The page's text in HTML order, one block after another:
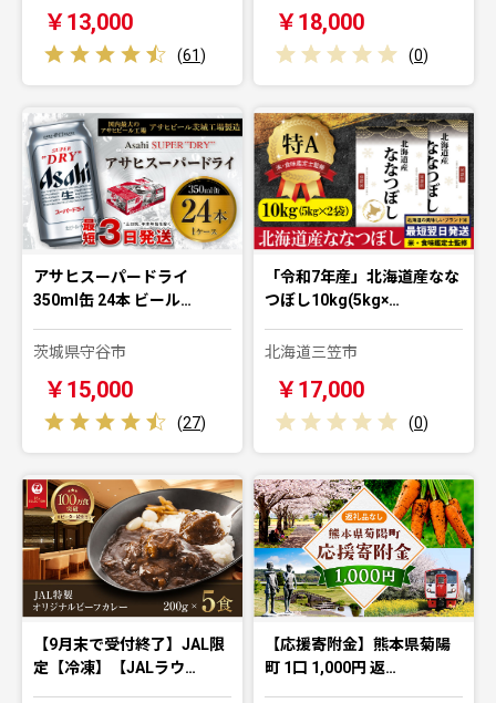
￥13,000
(61)
￥18,000
(0)
アサヒスーパードライ
350ml缶 24本 ビール…
茨城県守谷市
￥15,000
(27)
「令和7年産」北海道産なな
つぼし10kg(5kg×…
北海道三笠市
￥17,000
(0)
【9月末で受付終了】JAL限
定【冷凍】【JALラウ…
【応援寄附金】熊本県菊陽
町 1口 1,000円 返…